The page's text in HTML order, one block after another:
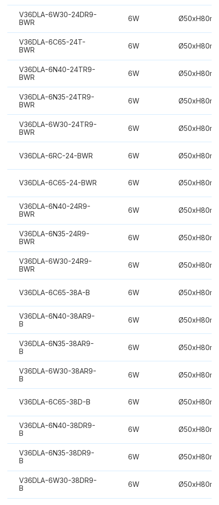
V36DLA-6W30-24DR9-
BWR
6W
V36DLA-6C65-24T-
BWR
6W
V36DLA-6N40-24TR9-
BWR
6W
V36DLA-6N35-24TR9-
BWR
6W
V36DLA-6W30-24TR9-
BWR
6W
V36DLA-6RC-24-BWR 6W
V36DLA-6C65-24-BWR 6W
V36DLA-6N40-24R9-
BWR
6W
V36DLA-6N35-24R9-
BWR
6W
V36DLA-6W30-24R9-
BWR
6W
V36DLA-6C65-38A-B 6W
V36DLA-6N40-38AR9-
B
6W
V36DLA-6N35-38AR9-
B
6W
V36DLA-6W30-38AR9-
B
6W
V36DLA-6C65-38D-B 6W
V36DLA-6N40-38DR9-
B
6W
V36DLA-6N35-38DR9-
B
6W
V36DLA-6W30-38DR9-
B
6W